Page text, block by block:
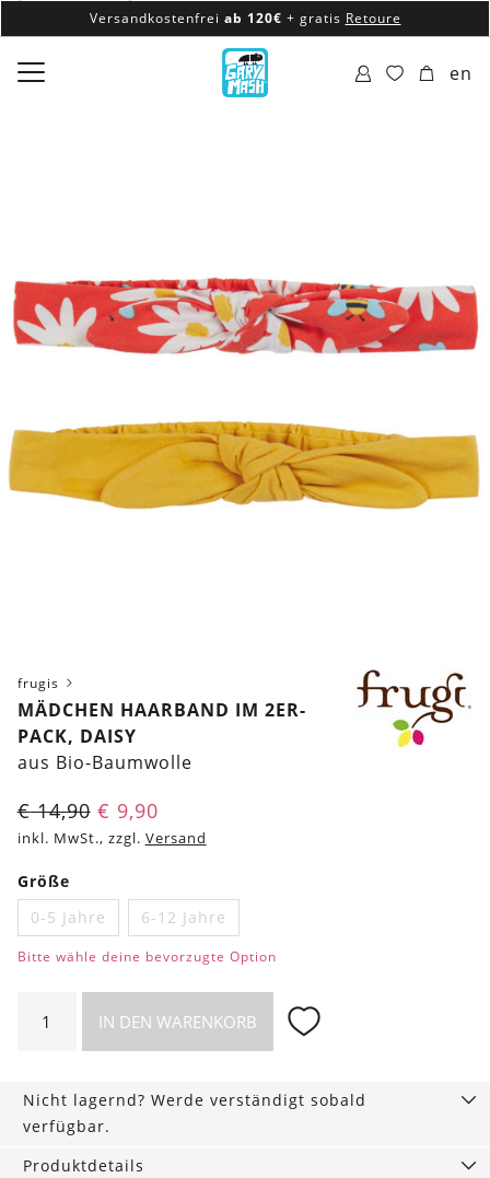
Versandkostenfrei ab 120€ + gratis Retoure
100% veganes & fair produziertes Sortiment
Versandkostenfrei ab 120€
en
frugis
MÄDCHEN HAARBAND IM 2ER-
PACK, DAISY
aus Bio-Baumwolle
€14,90 € 9,90
inkl. MwSt., zzgl. Versand
Größe
0-5 Jahre
6-12 Jahre
Bitte wähle deine bevorzugte Option
Haarband
Pack,
Daisy
Menge
IN DEN WARENKORB
Nicht lagernd? Werde verständigt sobald
verfügbar.
Produktdetails